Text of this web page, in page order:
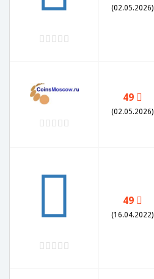
(02.05.2026)
49
(02.05.2026)
49
(16.04.2022)